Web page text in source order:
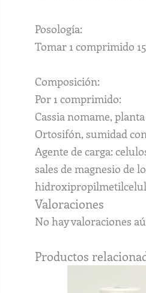
Posología:
Tomar 1 comprimido
Composición:
Por 1 comprimido:
Cassia nomame,
Ortosifón, sumidad
Agente de carga:
sales de magnesio de
Valoraciones
No hay valoraciones
Productos